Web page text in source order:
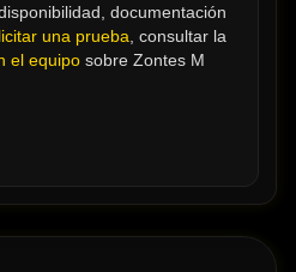
documentación
una prueba
el equipo sobre Zontes M